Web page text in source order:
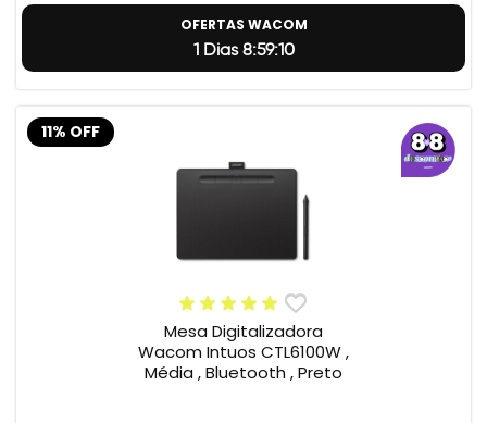
OFERTAS WACOM
1 Dias 8:59:9
11% OFF
Mesa Digitalizadora
Wacom Intuos CTL6100W ,
Média , Bluetooth , Preto